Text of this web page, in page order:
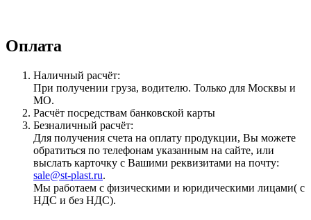
Оплата
Наличный расчёт:
При получении груза, водителю. Только для Москвы и
МО.
Расчёт посредствам банковской карты
Безналичный расчёт:
Для получения счета на оплату продукции, Вы можете
обратиться по телефонам указанным на сайте, или
выслать карточку с Вашими реквизитами на почту:
sale@st-plast.ru.
Мы работаем с физическими и юридическими лицами( с
НДС и без НДС).